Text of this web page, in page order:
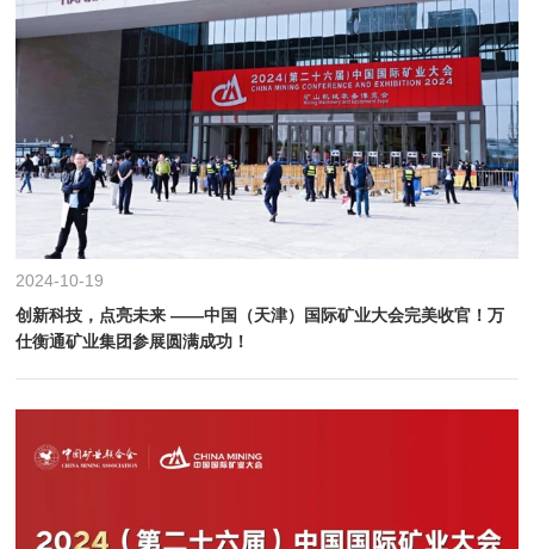
2024-10-19
创新科技，点亮未来 ——中国（天津）国际矿业大会完美收官！万
仕衡通矿业集团参展圆满成功！